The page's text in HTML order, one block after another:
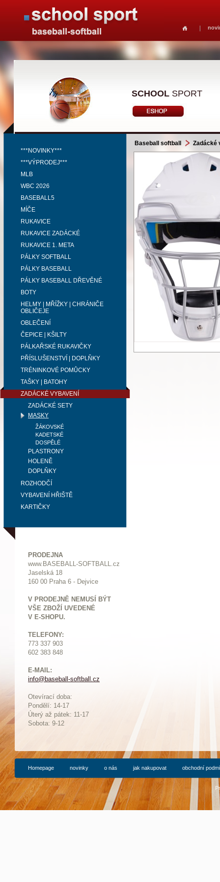
SCHOOL SPORT
***NOVINKY***
***VÝPRODEJ***
MLB
WBC 2026
BASEBALL5
MÍČE
RUKAVICE
RUKAVICE ZADÁCKÉ
RUKAVICE 1. META
PÁLKY SOFTBALL
PÁLKY BASEBALL
PÁLKY BASEBALL DŘEVĚNÉ
BOTY
HELMY | MŘÍŽKY | CHRÁNIČE
OBLIČEJE
OBLEČENÍ
ČEPICE | KŠILTY
PÁLKAŘSKÉ RUKAVIČKY
PŘÍSLUŠENSTVÍ | DOPLŇKY
TRÉNINKOVÉ POMŮCKY
TAŠKY | BATOHY
ZADÁCKÉ VYBAVENÍ
ZADÁCKÉ SETY
MASKY
ŽÁKOVSKÉ
KADETSKÉ
DOSPĚLÉ
PLASTRONY
HOLENĚ
DOPLŇKY
ROZHODČÍ
VYBAVENÍ HŘIŠTĚ
KARTIČKY
PRODEJNA
www.BASEBALL-SOFTBALL.cz
Jaselská 18
160 00 Praha 6 - Dejvice
V PRODEJNĚ NEMUSÍ BÝT
VŠE ZBOŽÍ UVEDENÉ
V E-SHOPU.
TELEFONY:
773 337 903
602 383 848
E-MAIL:
info@baseball-softball.cz
Otevírací doba:
Pondělí: 14-17
Úterý až pátek: 11-17
Sobota: 9-12
Baseball softball Zadácké
Homepage novinky o nás jak nakupovat obchodní